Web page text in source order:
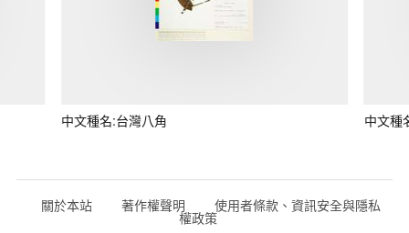
中文種名:台灣八角 中文種
關於本站 著作權聲明 使用者條款、資訊安全與隱私
權政策